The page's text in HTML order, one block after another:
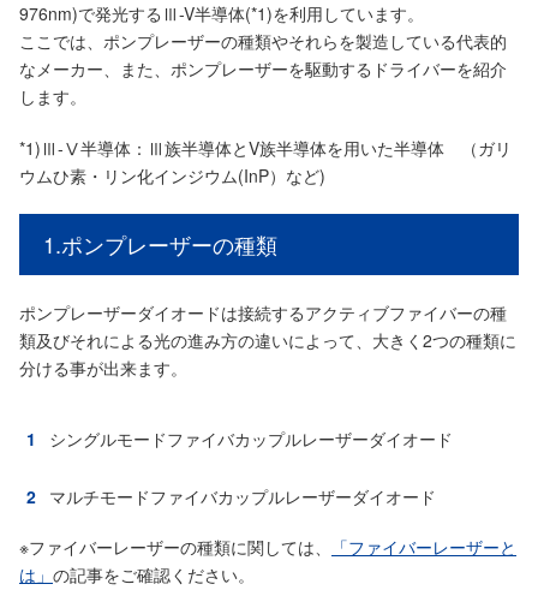
976nm)で発光するⅢ-V半導体(*1)を利用しています。
ここでは、ポンプレーザーの種類やそれらを製造している代表的
なメーカー、また、ポンプレーザーを駆動するドライバーを紹介
します。
*1)Ⅲ-Ⅴ半導体：Ⅲ族半導体とV族半導体を用いた半導体 （ガリ
ウムひ素・リン化インジウム(InP）など)
1.ポンプレーザーの種類
ポンプレーザーダイオードは接続するアクティブファイバーの種
類及びそれによる光の進み方の違いによって、大きく2つの種類に
分ける事が出来ます。
シングルモードファイバカップルレーザーダイオード
マルチモードファイバカップルレーザーダイオード
※ファイバーレーザーの種類に関しては、
「ファイバーレーザーと
は」 の記事をご確認ください。